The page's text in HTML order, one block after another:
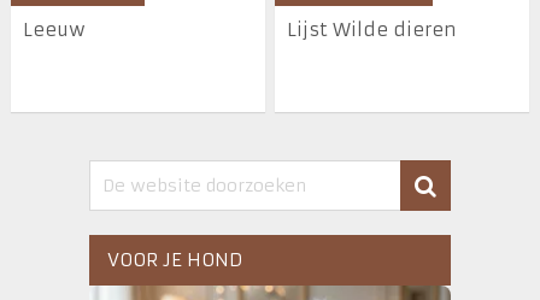
Leeuw Lijst Wilde dieren
VOOR JE HOND